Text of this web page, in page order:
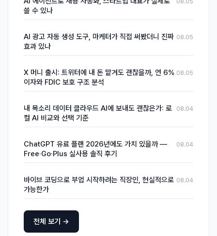
쓸 수 있나
AI 광고 자동 생성 도구, 마케터가 직접 써봤더니 진짜
효과 있나
08.05
X 머니 출시: 트위터에 내 돈 맡겨도 괜찮을까, 연 6%
이자와 FDIC 보호 구조 분석
08.05
내 목소리 데이터 클라우드 AI에 보내도 괜찮은가: 로
컬 AI 비교와 선택 기준
08.04
ChatGPT 유료 플랜 2026년에도 가치 있을까 —
Free·Go·Plus 실사용 솔직 후기
08.04
바이브 코딩으로 부업 시작하려는 직장인, 현실적으로
가능한가
08.04
전체 보기 →